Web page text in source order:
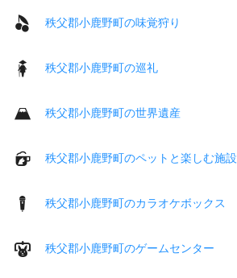
秩父郡小鹿野町の味覚狩り
秩父郡小鹿野町の巡礼
秩父郡小鹿野町の世界遺産
秩父郡小鹿野町のペットと楽しむ施設
秩父郡小鹿野町のカラオケボックス
秩父郡小鹿野町のゲームセンター